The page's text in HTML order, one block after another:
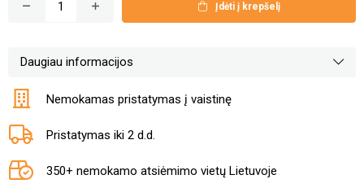
Įdėti į krepšelį
Daugiau informacijos
Nemokamas pristatymas į vaistinę
Pristatymas iki 2 d.d.
350+ nemokamo atsiėmimo vietų Lietuvoje